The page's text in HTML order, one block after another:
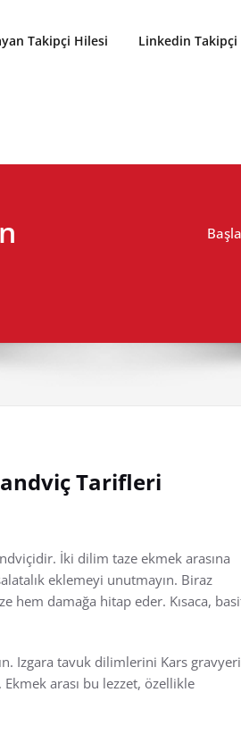
Takipçi Hilesi Linkedin
Tarifleri
İki dilim taze ekmek arasına
eklemeyi unutmayın. Biraz
hem damağa hitap eder. Kısaca,
Izgara tavuk dilimlerini Kars gravyeri
arası bu lezzet, özellikle